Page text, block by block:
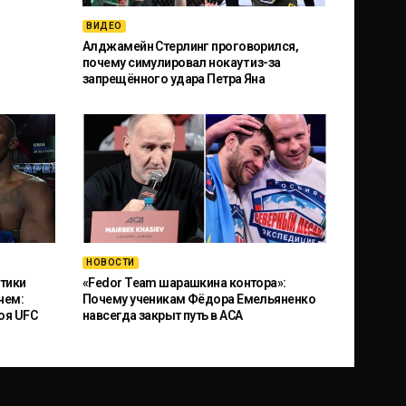
ВИДЕО
Алджамейн Стерлинг проговорился,
почему симулировал нокаут из-за
запрещённого удара Петра Яна
UFC
НОВОСТИ
«Fedor Team шарашкина контора»:
Почему ученикам Фёдора Емельяненко
навсегда закрыт путь в ACA